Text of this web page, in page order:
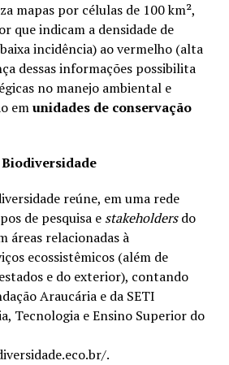
mapas por células de 100 km²,
que indicam a densidade de
incidência) ao vermelho (alta
dessas informações possibilita
no manejo ambiental e
emunidades de conservação
reúne, em uma rede
de pesquisa e stakeholdersdo
áreas relacionadas à
ecossistêmicos (além de
e do exterior), contando
Araucária e da SETI
Tecnologia e Ensino Superior do
.